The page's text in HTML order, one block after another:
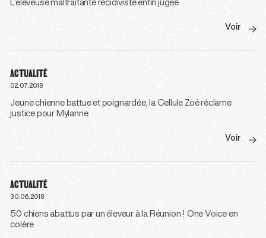
L’éleveuse maltraitante récidiviste enfin jugée
Voir
ACTUALITÉ
02.07.2018
Jeune chienne battue et poignardée, la Cellule Zoé réclame
justice pour Mylanne
Voir
ACTUALITÉ
30.06.2018
50 chiens abattus par un éleveur à la Réunion ! One Voice en
colère